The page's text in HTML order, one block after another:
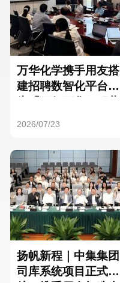
万华化学携手用友搭
建招聘数智化平台，
2026/07/23
扬帆新程｜中集集团
司库系统项目正式启